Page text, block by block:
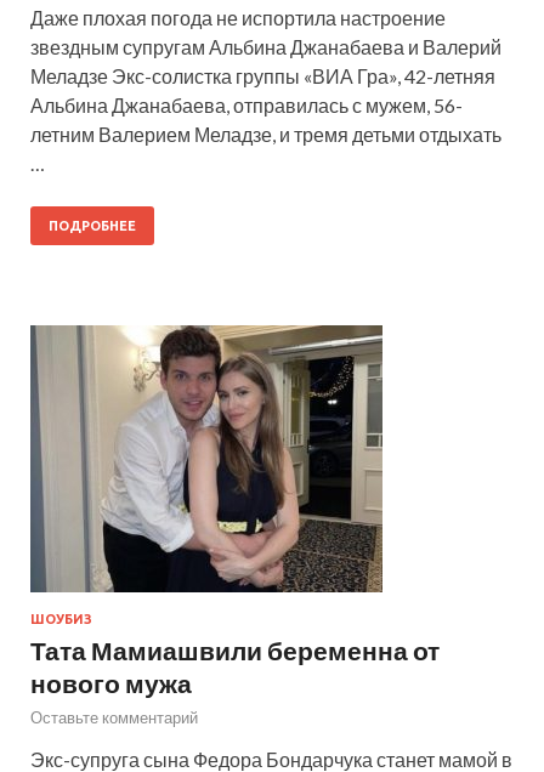
Даже плохая погода не испортила настроение
звездным супругам Альбина Джанабаева и Валерий
Меладзе Экс-солистка группы «ВИА Гра», 42-летняя
Альбина Джанабаева, отправилась с мужем, 56-
летним Валерием Меладзе, и тремя детьми отдыхать
…
ПОДРОБНЕЕ
ШОУБИЗ
Тата Мамиашвили беременна от
нового мужа
Оставьте комментарий
Экс-супруга сына Федора Бондарчука станет мамой в